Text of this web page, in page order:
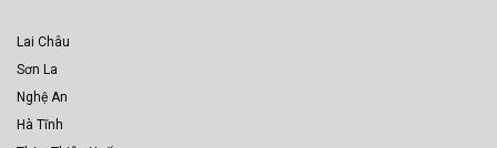
Lai Châu
Sơn La
Nghệ An
Hà Tĩnh